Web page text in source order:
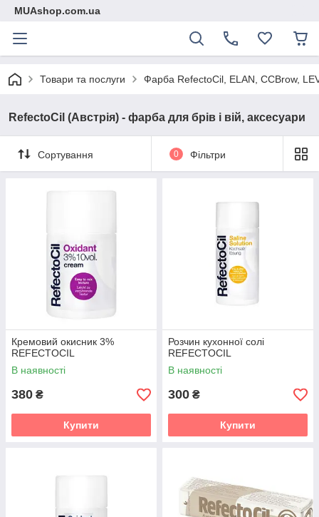
MUAshop.com.ua
Товари та послуги Фарба RefeсtoCil, ELAN, CCBrow,
RefectoСil (Австрія) - фарба для брів і вій, аксесуари
Сортування 0 Фільтри
Кремовий окисник 3%
REFECTOCIL
В наявності
380 ₴
Купити
Розчин кухонної солі
REFECTOCIL
В наявності
300 ₴
Купити